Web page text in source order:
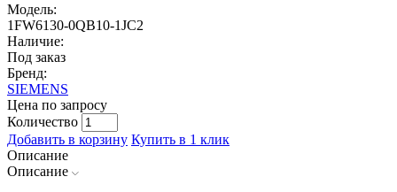
Модель:
1FW6130-0QB10-1JC2
Наличие:
Под заказ
Бренд:
SIEMENS
Цена по запросу
Количество
Добавить в корзину Купить в 1 клик
Описание
Описание